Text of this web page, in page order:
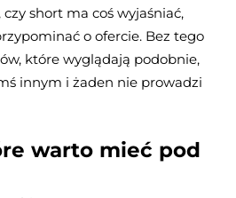
short ma coś wyjaśniać,
o ofercie. Bez tego
które wyglądają podobnie,
innym i żaden nie prowadzi
warto mieć pod